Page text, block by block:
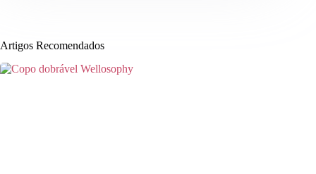
Artigos Recomendados